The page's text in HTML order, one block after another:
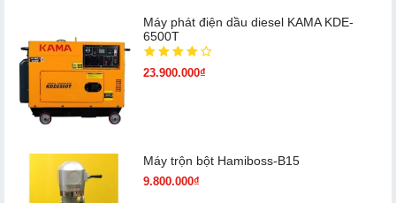
Máy phát điện dầu diesel KAMA KDE-
6500T
23.900.000₫
Máy trộn bột Hamiboss-B15
9.800.000₫